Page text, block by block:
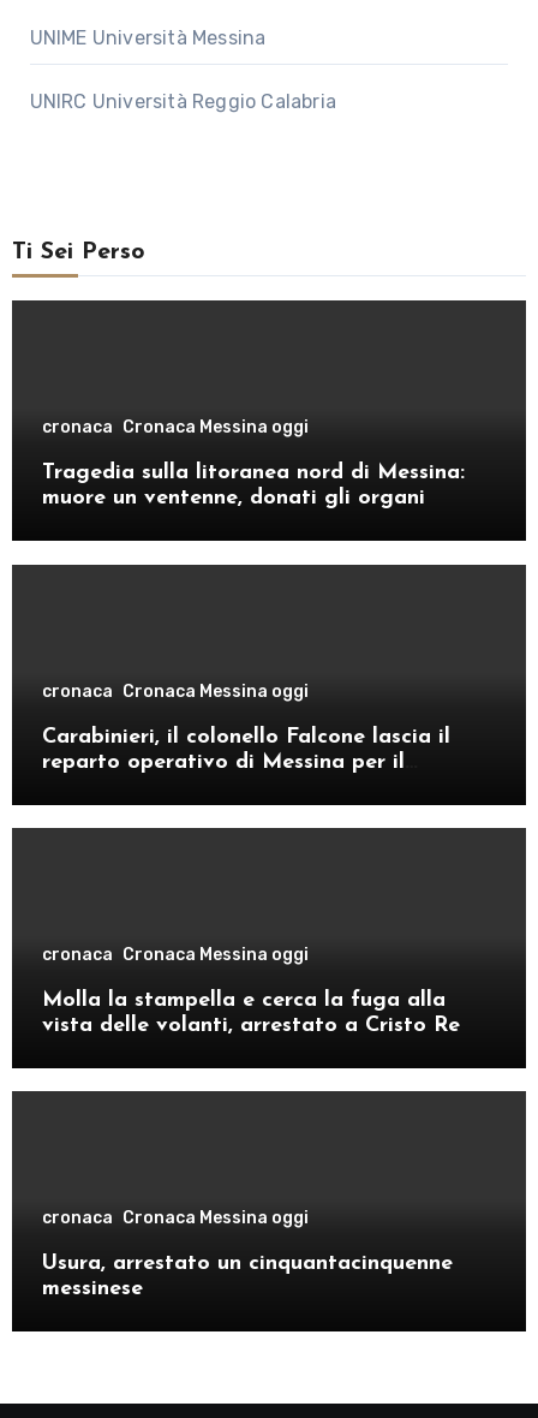
UNIME Università Messina
UNIRC Università Reggio Calabria
Ti Sei Perso
cronaca Cronaca Messina oggi
Tragedia sulla litoranea nord di Messina:
muore un ventenne, donati gli organi
cronaca Cronaca Messina oggi
Carabinieri, il colonello Falcone lascia il
reparto operativo di Messina per il
cronaca Cronaca Messina oggi
Molla la stampella e cerca la fuga alla
vista delle volanti, arrestato a Cristo Re
cronaca Cronaca Messina oggi
Usura, arrestato un cinquantacinquenne
messinese